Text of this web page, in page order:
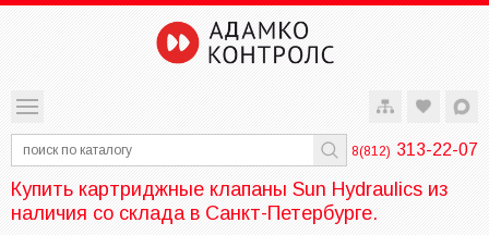
8(812) 313-22-07
Купить картриджные клапаны Sun Hydraulics из
наличия со склада в Санкт-Петербурге.